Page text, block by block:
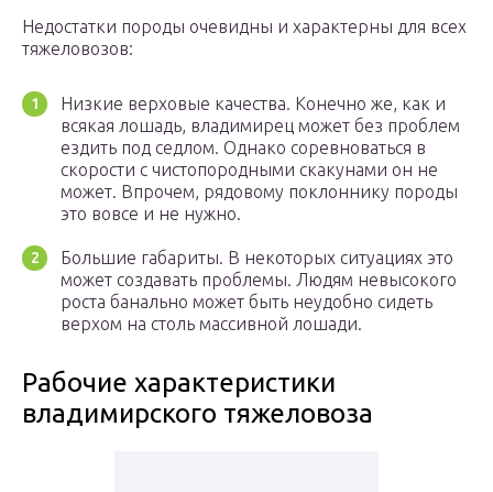
Недостатки породы очевидны и характерны для всех
тяжеловозов:
Низкие верховые качества. Конечно же, как и
всякая лошадь, владимирец может без проблем
ездить под седлом. Однако соревноваться в
скорости с чистопородными скакунами он не
может. Впрочем, рядовому поклоннику породы
это вовсе и не нужно.
Большие габариты. В некоторых ситуациях это
может создавать проблемы. Людям невысокого
роста банально может быть неудобно сидеть
верхом на столь массивной лошади.
Рабочие характеристики
владимирского тяжеловоза